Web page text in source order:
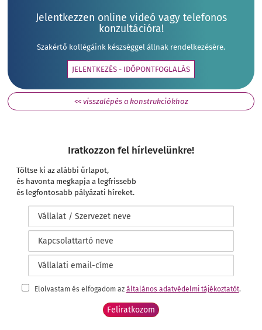
Jelentkezzen online videó vagy telefonos
konzultációra!
Szakértő kollégáink készséggel állnak rendelkezésére.
JELENTKEZÉS - IDŐPONTFOGLALÁS
<< visszalépés a konstrukciókhoz
Iratkozzon fel hírlevelünkre!
Töltse ki az alábbi űrlapot,
és havonta megkapja a legfrissebb
és legfontosabb pályázati híreket.
Elolvastam és elfogadom az általános adatvédelmi tájékoztatót.